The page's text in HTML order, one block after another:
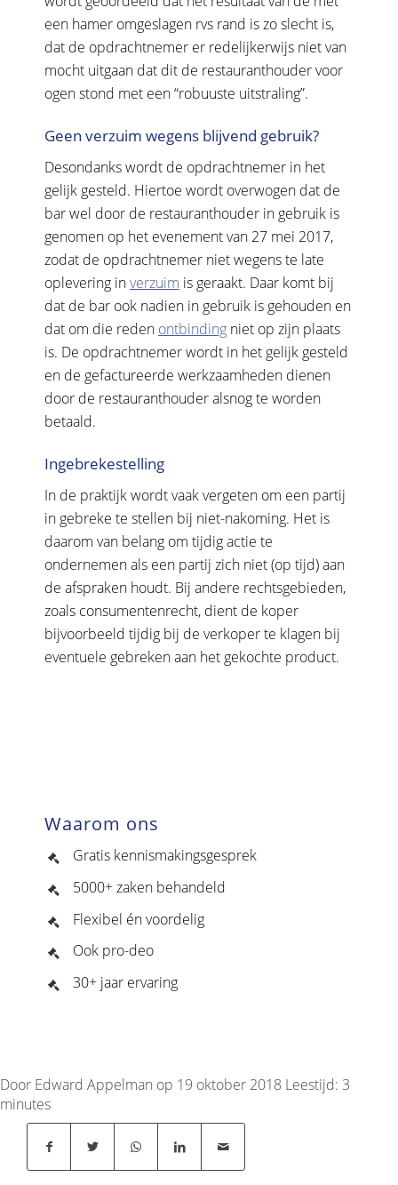
een hamer omgeslagen rvs rand is zo slecht is,
dat de opdrachtnemer er redelijkerwijs niet van
mocht uitgaan dat dit de restauranthouder voor
ogen stond met een “robuuste uitstraling”.
Geen verzuim wegens blijvend gebruik?
Desondanks wordt de opdrachtnemer in het
gelijk gesteld. Hiertoe wordt overwogen dat de
bar wel door de restauranthouder in gebruik is
genomen op het evenement van 27 mei 2017,
zodat de opdrachtnemer niet wegens te late
oplevering inverzuim is geraakt. Daar komt bij
dat de bar ook nadien in gebruik is gehouden en
dat om die reden ontbinding niet op zijn plaats
is. De opdrachtnemer wordt in het gelijk gesteld
en de gefactureerde werkzaamheden dienen
door de restauranthouder alsnog te worden
betaald.
Ingebrekestelling
In de praktijk wordt vaak vergeten om een partij
in gebreke te stellen bij niet-nakoming. Het is
daarom van belang om tijdig actie te
ondernemen als een partij zich niet (op tijd) aan
de afspraken houdt. Bij andere rechtsgebieden,
zoals consumentenrecht, dient de koper
bijvoorbeeld tijdig bij de verkoper te klagen bij
eventuele gebreken aan het gekochte product.
Waarom ons
Gratis kennismakingsgesprek
5000+ zaken behandeld
Flexibel én voordelig
Ook pro-deo
30+ jaar ervaring
Door Edward Appelman op 19 oktober 2018 Leestijd: 3
minutes